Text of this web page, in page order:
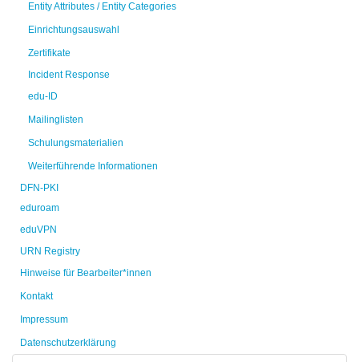
Entity Attributes / Entity Categories
Einrichtungsauswahl
Zertifikate
Incident Response
edu-ID
Mailinglisten
Schulungsmaterialien
Weiterführende Informationen
DFN-PKI
eduroam
eduVPN
URN Registry
Hinweise für Bearbeiter*innen
Kontakt
Impressum
Datenschutzerklärung